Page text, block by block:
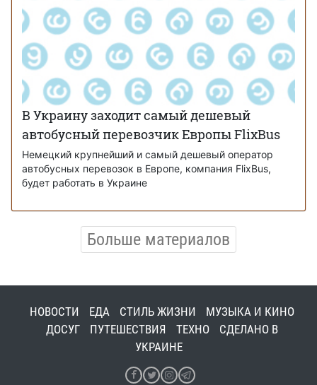
В Украину заходит самый дешевый
автобусный перевозчик Европы FlixBus
Немецкий крупнейший и самый дешевый оператор
автобусных перевозок в Европе, компания FlixBus,
будет работать в Украине
Больше материалов
НОВОСТИ ЕДА СТИЛЬ ЖИЗНИ
МУЗЫКА И КИНО
ДОСУГ
ПУТЕШЕСТВИЯ ТЕХНО
СДЕЛАНО В
УКРАИНЕ